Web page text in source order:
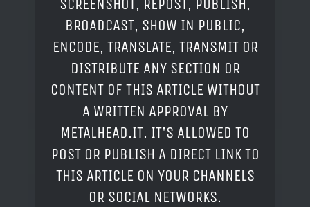
SCREENSHOT, REPOST, PUBLISH,
BROADCAST, SHOW IN PUBLIC,
ENCODE, TRANSLATE, TRANSMIT OR
DISTRIBUTE ANY SECTION OR
CONTENT OF THIS ARTICLE WITHOUT
A WRITTEN APPROVAL BY
METALHEAD.IT. IT'S ALLOWED TO
POST OR PUBLISH A DIRECT LINK TO
THIS ARTICLE ON YOUR CHANNELS
OR SOCIAL NETWORKS.